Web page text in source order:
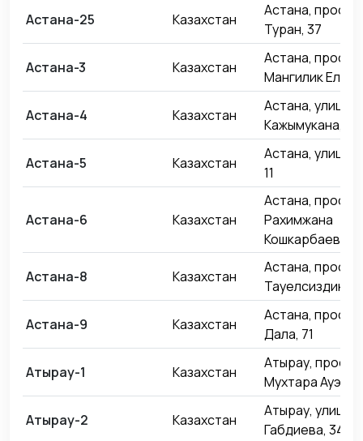
Астана-25 Казахстан
Астана,
Туран, 37
Астана-3 Казахстан
Астана,
Мангилик Ел,
Астана-4 Казахстан
Астана, улица
Кажымукана,
Астана-5 Казахстан
Астана, улица
11
Астана-6 Казахстан
Астана,
Рахимжана
Кошкарбаева,
Астана-8 Казахстан
Астана,
Тауелсиздик,
Астана-9 Казахстан
Астана,
Дала, 71
Атырау-1 Казахстан
Атырау,
Мухтара
Атырау-2 Казахстан
Атырау, улица
Габдиева, 34Б